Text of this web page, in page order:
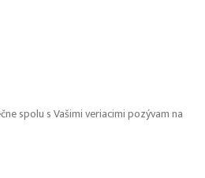
spolu s Vašimi veriacimi pozývam na